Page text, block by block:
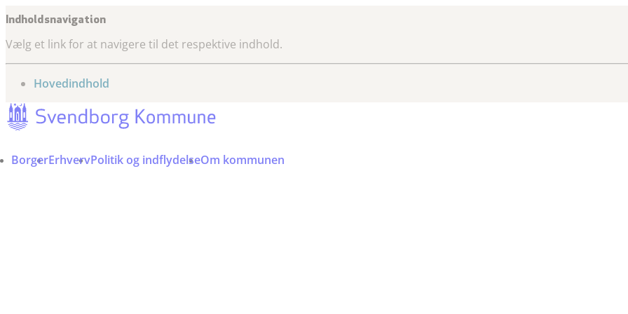
Indholdsnavigation
Vælg et link for at navigere til det respektive indhold.
gå til
Hovedindhold
BorgerErhvervPolitik og indflydelseOm kommunen